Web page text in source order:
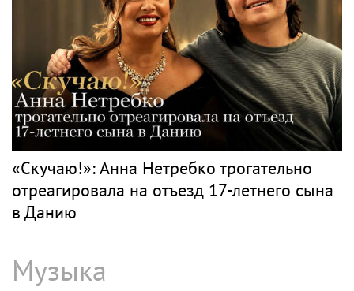
«Скучаю!»: Анна Нетребко трогательно
отреагировала на отъезд 17-летнего сына
в Данию
Музыка